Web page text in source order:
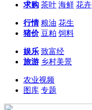
求购 茶叶 海鲜 花卉
行情 粮油 花生
猪价 豆粕 饲料
娱乐 致富经
旅游 乡村美景
农业视频
图库 专题